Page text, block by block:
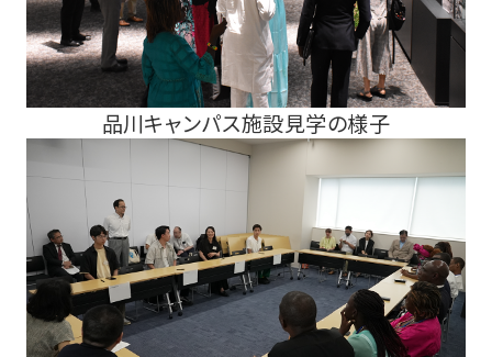
品川キャンパス施設見学の様子